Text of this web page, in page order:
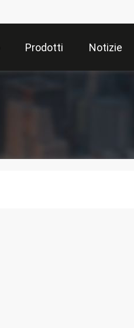
Prodotti Notizie